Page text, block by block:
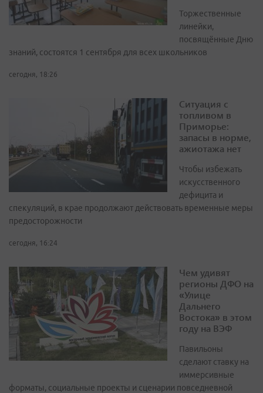
Торжественные
линейки,
посвящённые Дню
знаний, состоятся 1 сентября для всех школьников
сегодня, 18:26
Ситуация с
топливом в
Приморье:
запасы в норме,
ажиотажа нет
Чтобы избежать
искусственного
дефицита и
спекуляций, в крае продолжают действовать временные меры
предосторожности
сегодня, 16:24
Чем удивят
регионы ДФО на
«Улице
Дальнего
Востока» в этом
году на ВЭФ
Павильоны
сделают ставку на
иммерсивные
форматы, социальные проекты и сценарии повседневной